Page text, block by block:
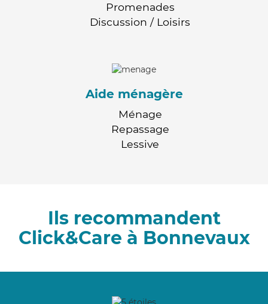
Promenades
Discussion / Loisirs
Aide ménagère
Ménage
Repassage
Lessive
Ils recommandent
Click&Care à Bonnevaux